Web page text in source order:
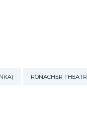
RONACHER